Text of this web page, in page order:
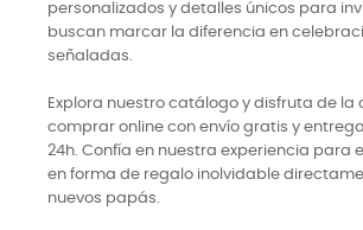
personalizados y detalles únicos para
buscan marcar la diferencia en
señaladas.
Explora nuestro catálogo y disfruta de
comprar online con envío gratis y
24h. Confía en nuestra experiencia para
en forma de regalo inolvidable
nuevos papás.